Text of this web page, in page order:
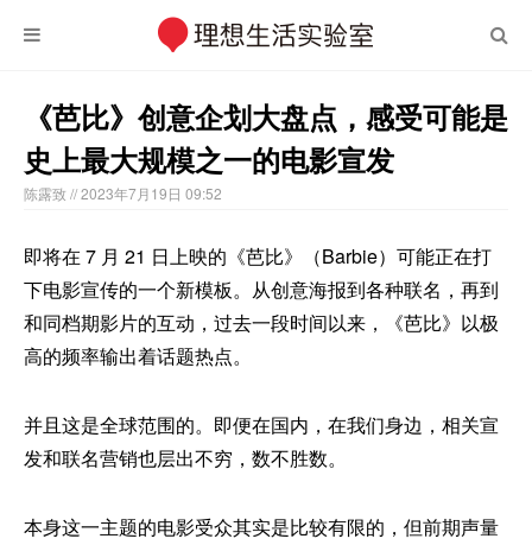
《芭比》创意企划大盘点，感受可能是
史上最大规模之一的电影宣发
陈露致// 2023年7月19日 09:52
即将在 7 月 21 日上映的《芭比》（Barbie）可能正在打
下电影宣传的一个新模板。从创意海报到各种联名，再到
和同档期影片的互动，过去一段时间以来，《芭比》以极
高的频率输出着话题热点。
并且这是全球范围的。即便在国内，在我们身边，相关宣
发和联名营销也层出不穷，数不胜数。
本身这一主题的电影受众其实是比较有限的，但前期声量